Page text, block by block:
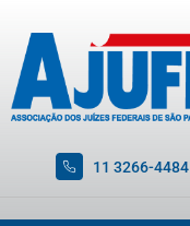
11 3266-4484